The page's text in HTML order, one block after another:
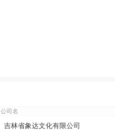
公司名
吉林省象达文化有限公司